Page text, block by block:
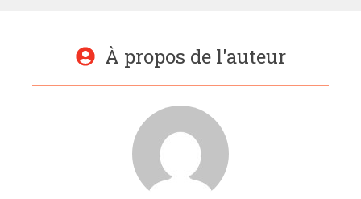
À propos de l'auteur